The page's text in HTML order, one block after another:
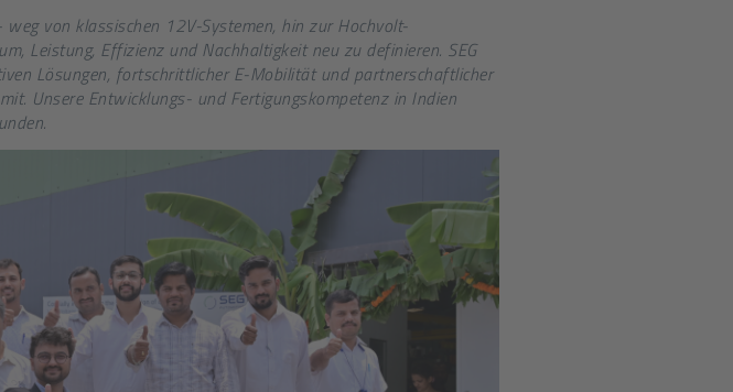
von klassischen 12V-Systemen, hin zur Hochvolt-
Leistung, Effizienz und Nachhaltigkeit neu zu definieren. SEG
Lösungen, fortschrittlicher E-Mobilität und partnerschaftlicher
Unsere Entwicklungs- und Fertigungskompetenz in Indien